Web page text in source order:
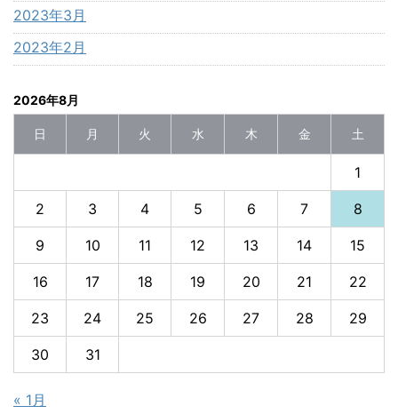
2023年3月
2023年2月
2026年8月
日 月 火 水 木 金 土
1
2 3 4 5 6 7 8
9 10 11 12 13 14 15
16 17 18 19 20 21 22
23 24 25 26 27 28 29
30 31
« 1月